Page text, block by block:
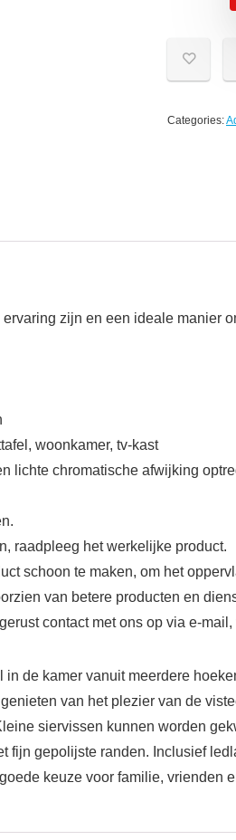
Categories:
zijn en een ideale
woonkamer, tv-kast
lichte chromatische afwijking
raadpleeg het werkelijke product.
schoon te maken, om het
van betere producten en
contact met ons op via e-
de kamer vanuit meerdere
van het plezier van de
siervissen kunnen worden
fijn gepolijste randen. Inclusief
keuze voor familie, vrienden